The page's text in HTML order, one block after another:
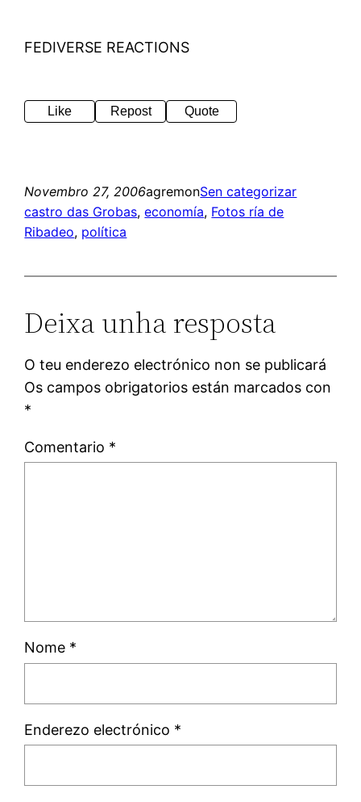
FEDIVERSE REACTIONS
Like Repost Quote
Novembro 27, 2006agremonSen categorizar
castro das Grobas, economía, Fotos ría de
Ribadeo, política
Deixa unha resposta
O teu enderezo electrónico non se publicará
Os campos obrigatorios están marcados con
*
Comentario *
Nome *
Enderezo electrónico *